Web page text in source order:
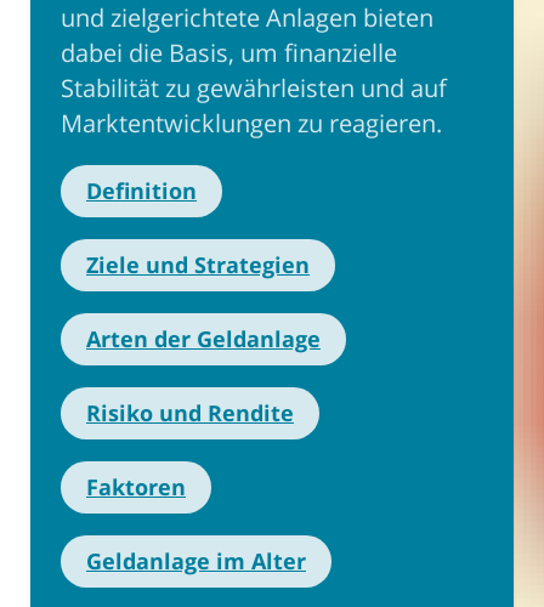
und zielgerichtete Anlagen bieten
dabei die Basis, um finanzielle
Stabilität zu gewährleisten und auf
Marktentwicklungen zu reagieren.
Definition
Ziele und Strategien
Arten der Geldanlage
Risiko und Rendite
Faktoren
Geldanlage im Alter